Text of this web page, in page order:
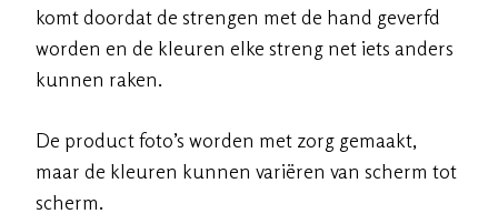
komt doordat de strengen met de hand geverfd
worden en de kleuren elke streng net iets anders
kunnen raken.
De product foto’s worden met zorg gemaakt,
maar de kleuren kunnen variëren van scherm tot
scherm.